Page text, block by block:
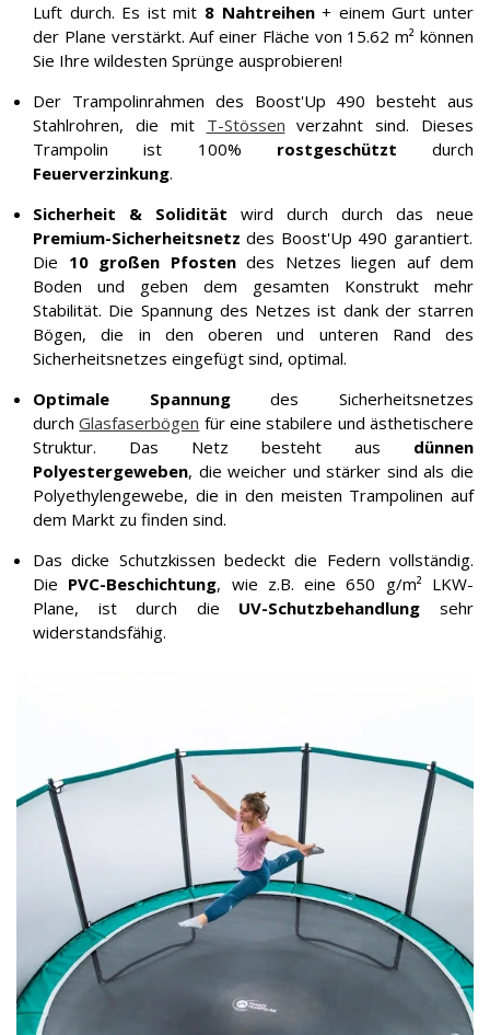
Luft durch. Es ist mit 8 Nahtreihen+ einem Gurt unter
der Plane verstärkt. Auf einer Fläche von 15.62 m² können
Sie Ihre wildesten Sprünge ausprobieren!
Der Trampolinrahmen des Boost'Up 490 besteht aus
Stahlrohren, die mit T-Stössen verzahnt sind. Dieses
Trampolin ist 100% rostgeschützt durch
Feuerverzinkung.
Sicherheit & Solidität wird durch durch das neue
Premium-Sicherheitsnetz des Boost'Up 490 garantiert.
Die 10 großen Pfostendes Netzes liegen auf dem
Boden und geben dem gesamten Konstrukt mehr
Stabilität. Die Spannung des Netzes ist dank der starren
Bögen, die in den oberen und unteren Rand des
Sicherheitsnetzes eingefügt sind, optimal.
Optimale Spannungdes Sicherheitsnetzes
durchGlasfaserbögen für eine stabilere und ästhetischere
Struktur. Das Netz besteht aus dünnen
Polyestergeweben, die weicher und stärker sind als die
Polyethylengewebe, die in den meisten Trampolinen auf
dem Markt zu finden sind.
Das dicke Schutzkissen bedeckt die Federn vollständig.
Die PVC-Beschichtung, wie z.B. eine 650 g/m² LKW-
Plane, ist durch die UV-Schutzbehandlung sehr
widerstandsfähig.